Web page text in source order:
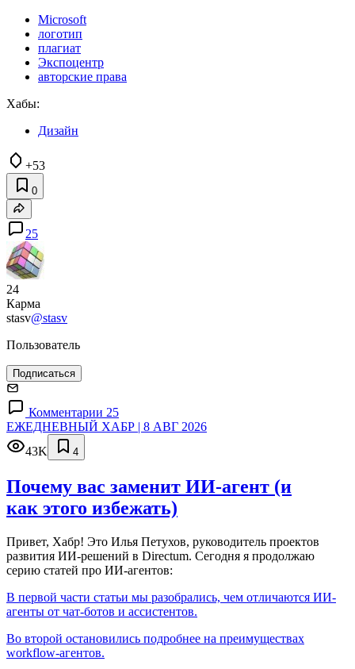
Microsoft
логотип
плагиат
Экспоцентр
авторские права
Хабы:
Дизайн
+53
0
25
24
Карма
stasv@stasv
Пользователь
Подписаться
Комментарии 25
ЕЖЕДНЕВНЫЙ ХАБР | 8 АВГ 2026
43K
4
Почему вас заменит ИИ‑агент (и
как этого избежать)
Привет, Хабр! Это Илья Петухов, руководитель проектов
развития ИИ-решений в Directum. Сегодня я продолжаю
серию статей про ИИ-агентов:
В первой части статьи мы разобрались, чем отличаются ИИ-
агенты от чат-ботов и ассистентов.
Во второй остановились подробнее на преимуществах
workflow-агентов.